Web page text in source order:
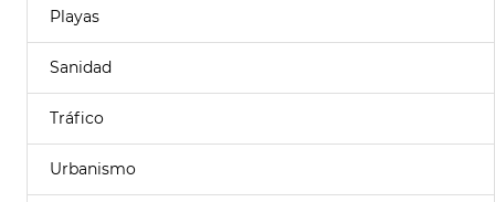
Playas
Sanidad
Tráfico
Urbanismo